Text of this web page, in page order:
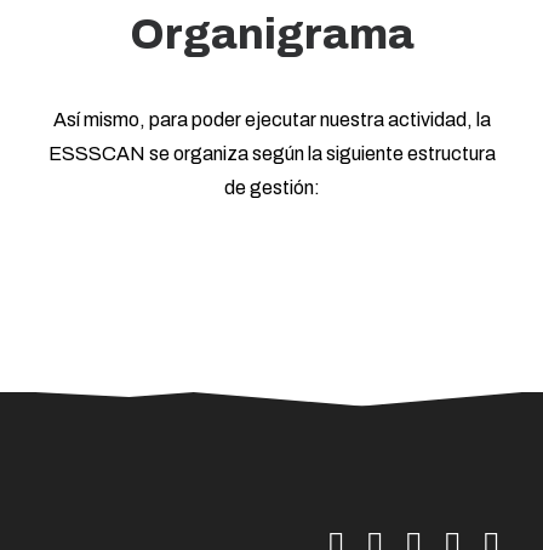
Organigrama
Así mismo, para poder ejecutar nuestra actividad, la
ESSSCAN se organiza según la siguiente estructura
de gestión: